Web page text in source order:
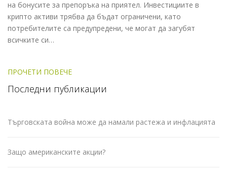
на бонусите за препоръка на приятел. Инвестициите в
крипто активи трябва да бъдат ограничени, като
потребителите са предупредени, че могат да загубят
всичките си…
ПРОЧЕТИ ПОВЕЧЕ
Последни публикации
Търговската война може да намали растежа и инфлацията
Защо американските акции?